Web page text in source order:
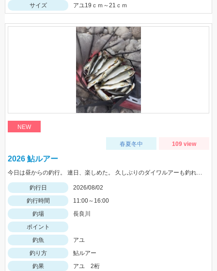
サイズ アユ19ｃｍ～21ｃｍ
NEW
春夏冬中 109 view
2026 鮎ルアー
今日は昼からの釣行。 連日、楽しめた。 久しぶりのダイワルアーも釣れてくれました。
釣行日
2026/08/02
釣行時間
11:00～16:00
釣場
長良川
ポイント
釣魚
アユ
釣り方
鮎ルアー
釣果
アユ 2桁